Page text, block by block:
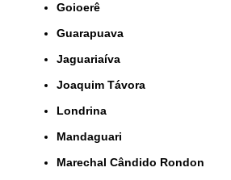
Goioerê
Guarapuava
Jaguariaíva
Joaquim Távora
Londrina
Mandaguari
Marechal Cândido Rondon